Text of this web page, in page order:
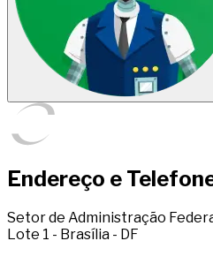
Endereço e
Setor de Administração
Lote 1 - Brasília - DF